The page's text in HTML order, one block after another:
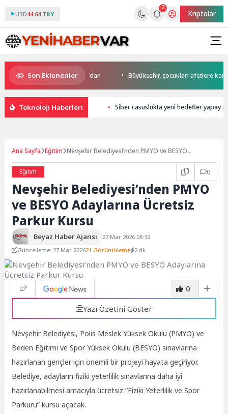
USD44.64 TRY
2
Kriptolar
Son Eklenenler
start Başkan Büyükakın’dan Büyükşehir, çocukları afetlere karşı
Teknoloji Haberleri Siber casuslukta yeni hedefler yapay
Ana Sayfa Eğitim Nevşehir Belediyesi’nden PMYO ve BESYO
Eğitim
0
Nevşehir Belediyesi’nden PMYO
ve BESYO Adaylarına Ücretsiz
Parkur Kursu
Beyaz Haber Ajansı
27 Mar 2026 08:32
Güncelleme: 27 Mar 202621 Görüntüleme 2 dk.
0
Yazı Özetini Göster
Nevşehir Belediyesi, Polis Meslek Yüksek Okulu (PMYO) ve
Beden Eğitimi ve Spor Yüksek Okulu (BESYO) sınavlarına
hazırlanan gençler için önemli bir projeyi hayata geçiriyor.
Belediye, adayların fiziki yeterlilik sınavlarına daha iyi
hazırlanabilmesi amacıyla ücretsiz “Fiziki Yeterlilik ve Spor
Parkuru” kursu açacak.